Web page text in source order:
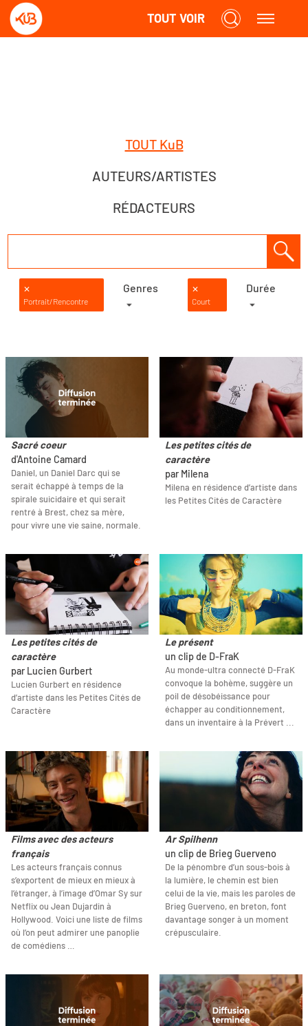
TOUT VOIR
TOUT KuB
AUTEURS/ARTISTES
RÉDACTEURS
✕
Portrait/Rencontre
Genres
✕
Court
Durée
Sacré coeur
d'Antoine Camard
Daniel, un Daniel Darc qui se
serait échappé à temps de la
spirale suicidaire et qui serait
rentré à Brest, chez sa mère,
pour vivre une vie saine, normale.
Les petites cités de
caractère
par Milena
Milena en résidence d’artiste dans
les Petites Cités de Caractère
Les petites cités de
caractère
par Lucien Gurbert
Lucien Gurbert en résidence
d’artiste dans les Petites Cités de
Caractère
Le présent
un clip de D-FraK
Au monde-ultra connecté D-FraK
convoque la bohème, suggère un
poil de désobéissance pour
échapper au conditionnement,
dans un inventaire à la Prévert ...
Films avec des acteurs
français
Les acteurs français connus
s’exportent de mieux en mieux à
l’étranger, à l’image d’Omar Sy sur
Netflix ou Jean Dujardin à
Hollywood. Voici une liste de films
où l’on peut admirer une panoplie
de comédiens …
Ar Spilhenn
un clip de Brieg Guerveno
De la pénombre d’un sous-bois à
la lumière, le chemin est bien
celui de la vie, mais les paroles de
Brieg Guerveno, en breton, font
davantage songer à un moment
crépusculaire.